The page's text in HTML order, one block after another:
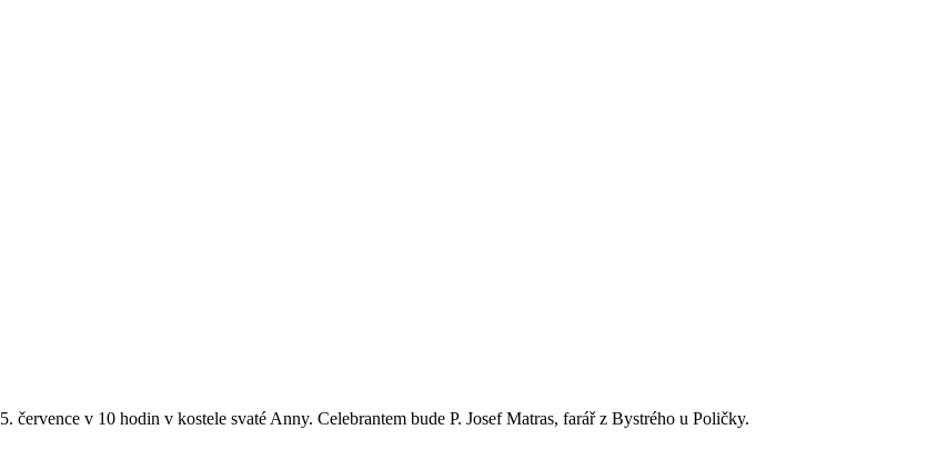
července v 10 hodin v kostele svaté Anny. Celebrantem bude P. Josef Matras, farář z Bystrého u Poličky.